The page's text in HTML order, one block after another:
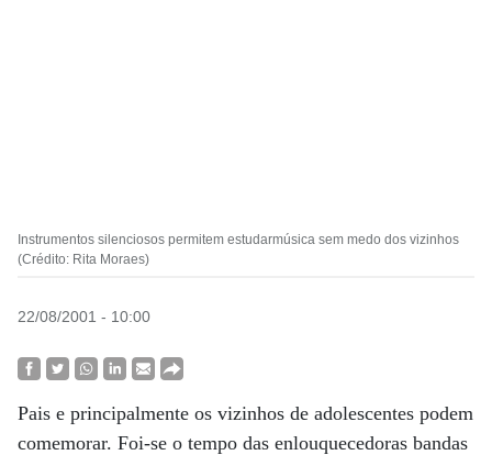
Instrumentos silenciosos permitem estudarmúsica sem medo dos vizinhos
(Crédito: Rita Moraes)
22/08/2001 - 10:00
Pais e principalmente os vizinhos de adolescentes podem
comemorar. Foi-se o tempo das enlouquecedoras bandas